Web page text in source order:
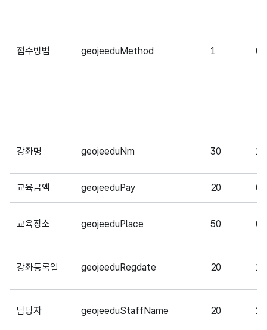
접수방법 geojeeduMethod 1 0
강좌명 geojeeduNm 30 1
교육금액 geojeeduPay 20 0
교육장소 geojeeduPlace 50 0
강좌등록일 geojeeduRegdate 20 1
담당자 geojeeduStaffName 20 1